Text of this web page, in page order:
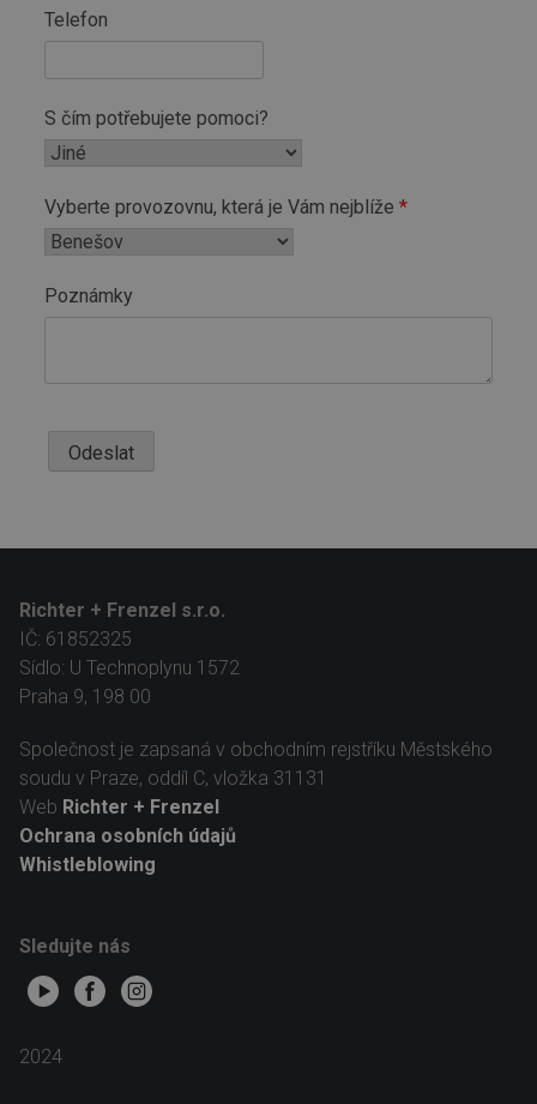
Telefon
S čím potřebujete pomoci?
Vyberte provozovnu, která je Vám nejblíže
Poznámky
Odeslat
Richter + Frenzel s.r.o.
IČ: 61852325
Sídlo: U Technoplynu 1572
Praha 9, 198 00
Společnost je zapsaná v obchodním rejstříku Městského
soudu v Praze, oddíl C, vložka 31131
Web Richter + Frenzel
Ochrana osobních údajů
Whistleblowing
Sledujte nás
2024